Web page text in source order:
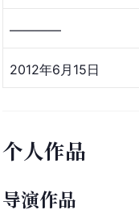
————
2012年6月15日
个人作品
导演作品